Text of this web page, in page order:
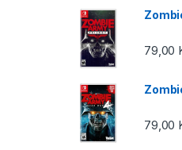
79,00
79,00